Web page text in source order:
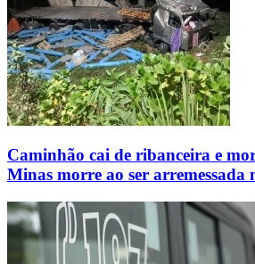
Caminhão cai de ribanceira e
Minas morre ao ser arremessada